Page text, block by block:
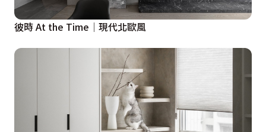
彼時 At the Time│現代北歐風